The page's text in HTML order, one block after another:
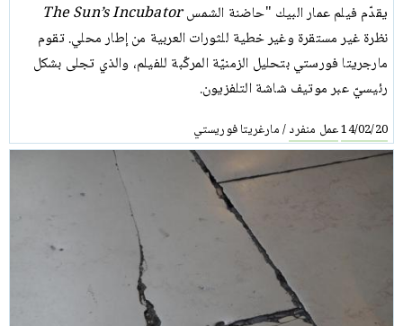
يقدّم فيلم عمار البيك "حاضنة الشمسThe Sun’s Incubator
نظرة غير مستقرة وغير خطية للثورات العربية من إطار محلي. تقوم
مارجريتا فورستي بتحليل الزمنيّة المركّبة للفيلم، والذي تجلى بشكل
رئيسيّ عبر موتيف شاشة التلفزيون.
14/02/20عمل منفرد/مارغريتا فوريستي